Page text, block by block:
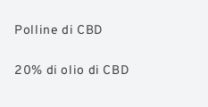
Polline di CBD
20% di olio di CBD